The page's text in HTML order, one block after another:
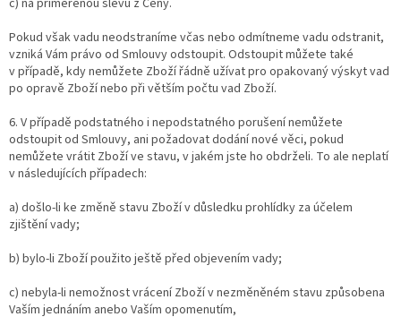
c) na přiměřenou slevu z Ceny.
Pokud však vadu neodstraníme včas nebo odmítneme vadu odstranit,
vzniká Vám právo od Smlouvy odstoupit. Odstoupit můžete také
v případě, kdy nemůžete Zboží řádně užívat pro opakovaný výskyt vad
po opravě Zboží nebo při větším počtu vad Zboží.
6. V případě podstatného i nepodstatného porušení nemůžete
odstoupit od Smlouvy, ani požadovat dodání nové věci, pokud
nemůžete vrátit Zboží ve stavu, v jakém jste ho obdrželi. To ale neplatí
v následujících případech:
a) došlo-li ke změně stavu Zboží v důsledku prohlídky za účelem
zjištění vady;
b) bylo-li Zboží použito ještě před objevením vady;
c) nebyla-li nemožnost vrácení Zboží v nezměněném stavu způsobena
Vaším jednáním anebo Vaším opomenutím,